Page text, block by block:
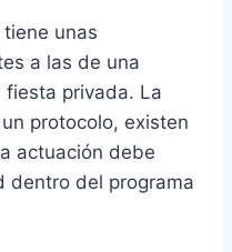
unas
a las de una
privada. La
protocolo, existen
actuación debe
dentro del programa